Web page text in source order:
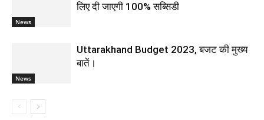
News
लिए दी जाएगी 100% सब्सिडी
News
Uttarakhand Budget 2023, बजट की मुख्य
बातें।